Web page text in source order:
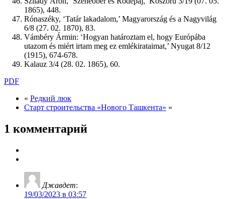
1865), 448.
Rónaszéky, ‘Tatár lakadalom,’ Magyarország és a Nagyvilág
6/8 (27. 02. 1870), 83.
Vámbéry Ármin: ‘Hogyan határoztam el, hogy Európába
utazom és miért irtam meg ez emlékirataimat,’ Nyugat 8/12
(1915), 674-678.
Kalauz 3/4 (28. 02. 1865), 60.
PDF
« Редкий люк
Старт строительства «Нового Ташкента» »
1 комментарий
Джавдет:
19/03/2023 в 03:57